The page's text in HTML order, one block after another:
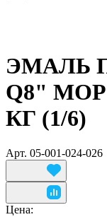
ЭМАЛЬ
Q8"
КГ (1/6)
Арт. 05-001-024-026
Цена: